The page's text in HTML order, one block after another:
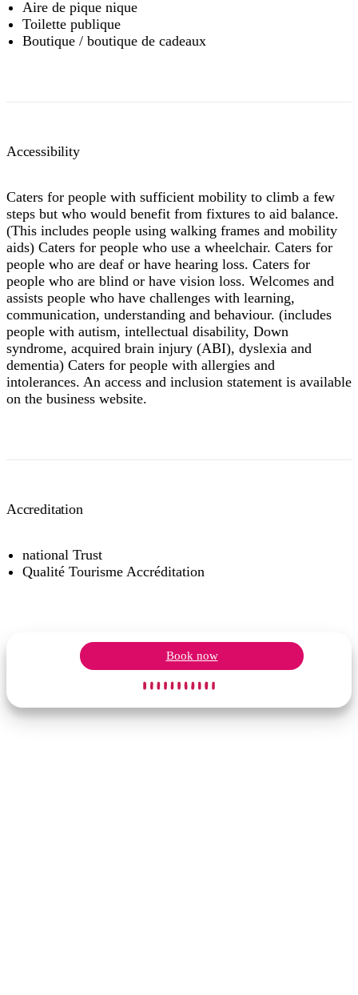
Aire de pique nique
Toilette publique
Boutique / boutique de cadeaux
Accessibility
Caters for people with sufficient mobility to climb a few
steps but who would benefit from fixtures to aid balance.
(This includes people using walking frames and mobility
aids) Caters for people who use a wheelchair. Caters for
people who are deaf or have hearing loss. Caters for
people who are blind or have vision loss. Welcomes and
assists people who have challenges with learning,
communication, understanding and behaviour. (includes
people with autism, intellectual disability, Down
syndrome, acquired brain injury (ABI), dyslexia and
dementia) Caters for people with allergies and
intolerances. An access and inclusion statement is available
on the business website.
Accreditation
national Trust
Qualité Tourisme Accréditation
Book now